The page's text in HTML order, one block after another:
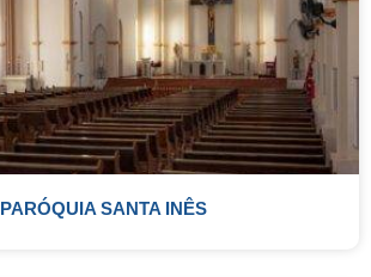
PARÓQUIA SANTA INÊS